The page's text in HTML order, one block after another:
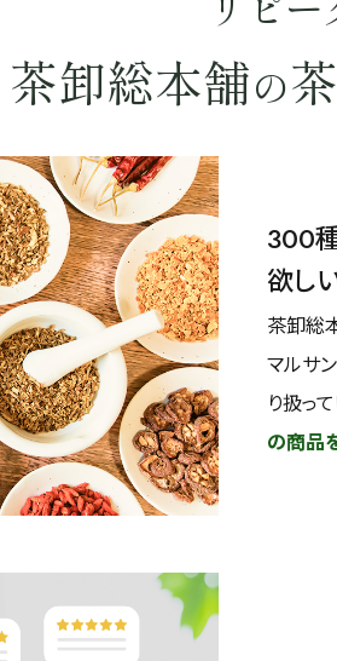
茶卸総本舗の
300
欲し
茶卸総
マルサ
り扱っ
の商品